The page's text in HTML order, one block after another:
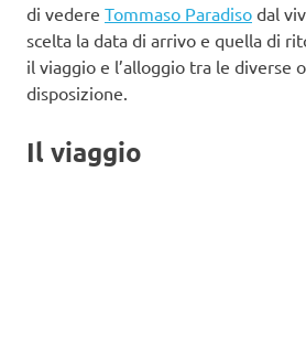
di vedere Tommaso Paradiso dal
scelta la data di arrivo e quella di
il viaggio e l’alloggio tra le diverse
disposizione.
Il viaggio